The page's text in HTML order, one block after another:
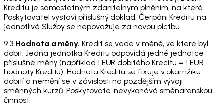
Kreditu je samostatným zdanitelným plněním, na které
Poskytovatel vystaví příslušný doklad. Čerpání Kreditu na
jednotlivé Služby se nepovažuje za novou platbu.
9.3 Hodnota a měny. Kredit se vede v měně, ve které byl
dobit. Jedna jednotka Kreditu odpovídá jedné jednotce
příslušné měny (například 1 EUR dobitého Kreditu = 1 EUR
hodnoty Kreditu). Hodnota Kreditu se fixuje v okamžiku
dobití a nemění se v závislosti na pozdějším vývoji
směnných kurzů. Poskytovatel nevykonává směnárenskou
činnost.